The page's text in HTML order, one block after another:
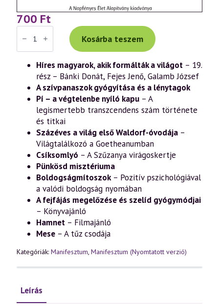
700 Ft
Manifesztum
151.
–
nyomtatott
(2026.
mennyiség
Kosárba teszem
Híres magyarok, akik formálták a világot – 19.
rész – Bánki Donát, Fejes Jenő, Galamb József
A szívpanaszok gyógyítása és a lénytagok
Pí – a végtelenbe nyíló kapu – A
legismertebb transzcendens szám története
és titkai
Százéves a világ első Waldorf-óvodája –
Világtalálkozó a Goetheanumban
Csíksomlyó – A Szűzanya virágoskertje
Pünkösd misztériuma
Boldogságmítoszok– Pozitív pszichológiával
a valódi boldogság nyomában
A fejfájás megelőzése és szelíd gyógymódjai
– Könyvajánló
Hamnet – Filmajánló
Mese – A tűz csodája
Kategóriák: Manifesztum Manifesztum (Nyomtatott verzió)
Leírás